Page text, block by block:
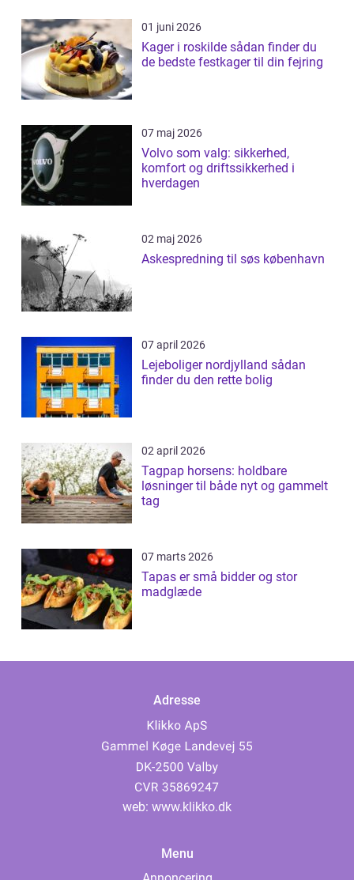
01 juni 2026
Kager i roskilde sådan finder du
de bedste festkager til din fejring
07 maj 2026
Volvo som valg: sikkerhed,
komfort og driftssikkerhed i
hverdagen
02 maj 2026
Askespredning til søs københavn
07 april 2026
Lejeboliger nordjylland sådan
finder du den rette bolig
02 april 2026
Tagpap horsens: holdbare
løsninger til både nyt og gammelt
tag
07 marts 2026
Tapas er små bidder og stor
madglæde
Adresse
web: www.klikko.dk
Menu